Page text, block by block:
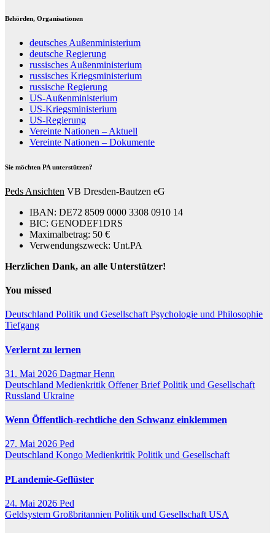
Behörden, Organisationen
deutsches Außenministerium
deutsche Regierung
russisches Außenministerium
russisches Kriegsministerium
russische Regierung
US-Außenministerium
US-Kriegsministerium
US-Regierung
Vereinte Nationen – Aktuell
Vereinte Nationen – Dokumente
Sie möchten PA unterstützen?
Peds Ansichten VB Dresden-Bautzen eG
IBAN: DE72 8509 0000 3308 0910 14
BIC: GENODEF1DRS
Maximalbetrag: 50 €
Verwendungszweck: Unt.PA
Herzlichen Dank, an alle Unterstützer!
You missed
Deutschland Politik und GesellschaftPsychologie und Philosophie
Tiefgang
Verlernt zu lernen
31. Mai 2026 Dagmar Henn
Deutschland Medienkritik Offener BriefPolitik und Gesellschaft
Russland Ukraine
Wenn Öffentlich-rechtliche den Schwanz einklemmen
27. Mai 2026 Ped
Deutschland Kongo Medienkritik Politik und Gesellschaft
PLandemie-Geflüster
24. Mai 2026 Ped
Geldsystem Großbritannien Politik und Gesellschaft USA